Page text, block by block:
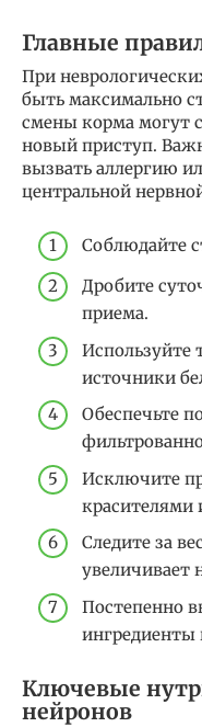
Главные
При
быть максимально
смены корма могут
новый приступ.
вызвать аллергию
центральной
Соблюдайте
Дробите
приема.
Используйте
источники
Обеспечьте
Исключите
красителями
Следите за
увеличивает
Постепенно
ингредиенты
Ключевые
нейронов